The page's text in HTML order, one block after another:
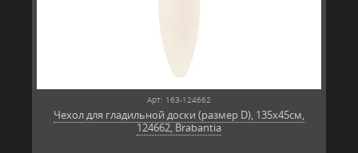
Арт: 163-124662
Чехол для гладильной доски (размер D), 135x45см,
124662, Brabantia